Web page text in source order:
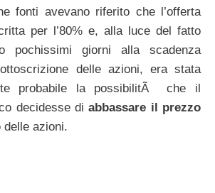
fonti avevano riferito che l’offerta
per l’80% e, alla luce del fatto
pochissimi giorni alla scadenza
delle azioni, era stata
probabile la possibilitÃ che il
decidesse diabbassare il prezzo
delle azioni.